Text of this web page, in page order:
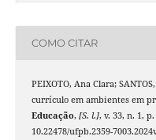
COMO CITAR
PEIXOTO, Ana Clara;
currículo em ambientes em
Educação, [S. l.], v. 33, n. 1,
10.22478/ufpb.2359-